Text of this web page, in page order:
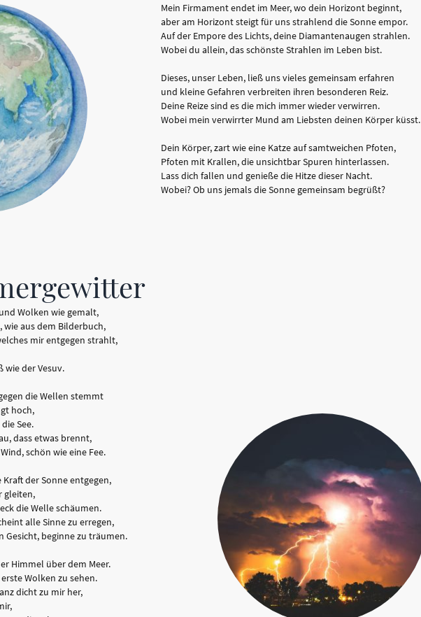
Mein Firmament endet im Meer, wo dein Horizont beginnt,
aber am Horizont steigt für uns strahlend die Sonne empor.
Auf der Empore des Lichts, deine Diamantenaugen strahlen.
Wobei du allein, das schönste Strahlen im Leben bist.
Dieses, unser Leben, ließ uns vieles gemeinsam erfahren
und kleine Gefahren verbreiten ihren besonderen Reiz.
Deine Reize sind es die mich immer wieder verwirren.
Wobei mein verwirrter Mund am Liebsten deinen Körper küsst.
Dein Körper, zart wie eine Katze auf samtweichen Pfoten,
Pfoten mit Krallen, die unsichtbar Spuren hinterlassen.
Lass dich fallen und genieße die Hitze dieser Nacht.
Wobei? Ob uns jemals die Sonne gemeinsam begrüßt?
Wolken wie gemalt,
aus dem Bilderbuch,
mir entgegen strahlt,
der Vesuv.
die Wellen stemmt
hoch,
See.
dass etwas brennt,
schön wie eine Fee.
der Sonne entgegen,
gleiten,
die Welle schäumen.
alle Sinne zu erregen,
Gesicht, beginne zu träumen.
Himmel über dem Meer.
Wolken zu sehen.
dicht zu mir her,